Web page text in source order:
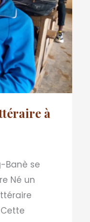
à
Banè se
Né un